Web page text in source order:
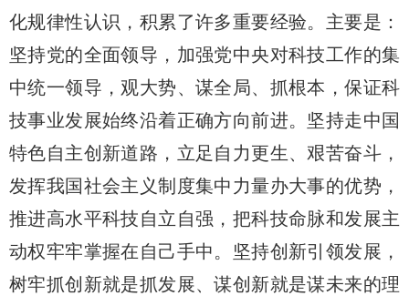
化规律性认识，积累了许多重要经验。主要是：
坚持党的全面领导，加强党中央对科技工作的集
中统一领导，观大势、谋全局、抓根本，保证科
技事业发展始终沿着正确方向前进。坚持走中国
特色自主创新道路，立足自力更生、艰苦奋斗，
发挥我国社会主义制度集中力量办大事的优势，
推进高水平科技自立自强，把科技命脉和发展主
动权牢牢掌握在自己手中。坚持创新引领发展，
树牢抓创新就是抓发展、谋创新就是谋未来的理